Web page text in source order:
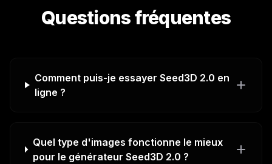
Questions fréquentes
Comment puis-je essayer Seed3D 2.0 en
ligne ?
Quel type d'images fonctionne le mieux
pour le générateur Seed3D 2.0 ?